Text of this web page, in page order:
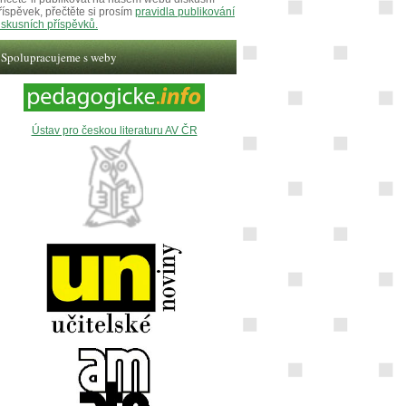
přečtěte si prosím pravidla publikování
příspěvků.
Spolupracujeme s weby
Ústav pro českou literaturu AV ČR